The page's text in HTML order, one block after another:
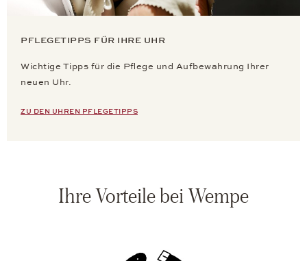
PFLEGETIPPS FÜR IHRE UHR
Wichtige Tipps für die Pflege und Aufbewahrung Ihrer
neuen Uhr.
ZU DEN UHREN PFLEGETIPPS
Ihre Vorteile bei Wempe